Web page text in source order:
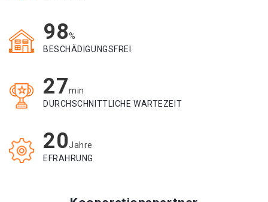
98%
BESCHÄDIGUNGSFREI
27min
DURCHSCHNITTLICHE WARTEZEIT
20Jahre
EFRAHRUNG